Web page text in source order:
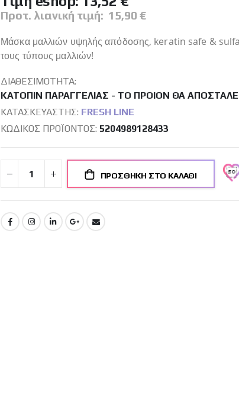
Προτ. λιανική τιμή: 15,90 €
Μάσκα μαλλιών υψηλής απόδοσης, keratin safe &
τους τύπους μαλλιών!
ΔΙΑΘΕΣΙΜΌΤΗΤΑ:
ΚΑΤΌΠΙΝ ΠΑΡΑΓΓΕΛΊΑΣ - ΤΟ ΠΡΟΙΌΝ ΘΑ
ΚΑΤΑΣΚΕΥΑΣΤΉΣ: FRESH LINE
ΚΩΔΙΚΌΣ ΠΡΟΪΌΝΤΟΣ 5204989128433
ΠΡΟΣΘΉΚΗ ΣΤΟ ΚΑΛΆΘΙ